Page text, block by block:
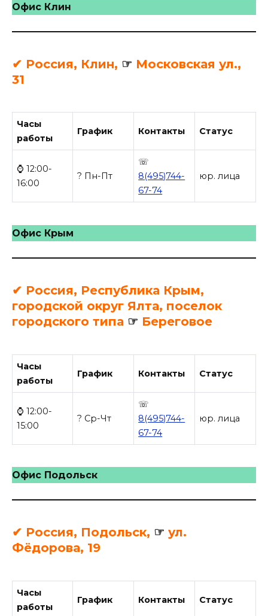
Офис Клин
✔ Россия, Клин, ☞ Московская ул.,
31
Часы
работы
График Контакты Статус
⌚ 12:00-
16:00
? Пн-Пт
☏
8(495)744-
67-74
юр. лица
Офис Крым
✔ Россия, Республика Крым,
городской округ Ялта, поселок
городского типа ☞ Береговое
Часы
работы
График Контакты Статус
⌚ 12:00-
15:00
? Ср-Чт
☏
8(495)744-
67-74
юр. лица
Офис Подольск
✔ Россия, Подольск, ☞ ул.
Фёдорова, 19
Часы
работы
График Контакты Статус